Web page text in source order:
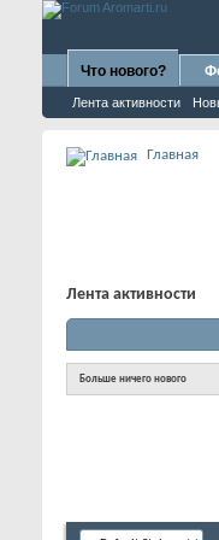
Что нового?
Лента активности
Главная
Лента активности
Больше ничего нового